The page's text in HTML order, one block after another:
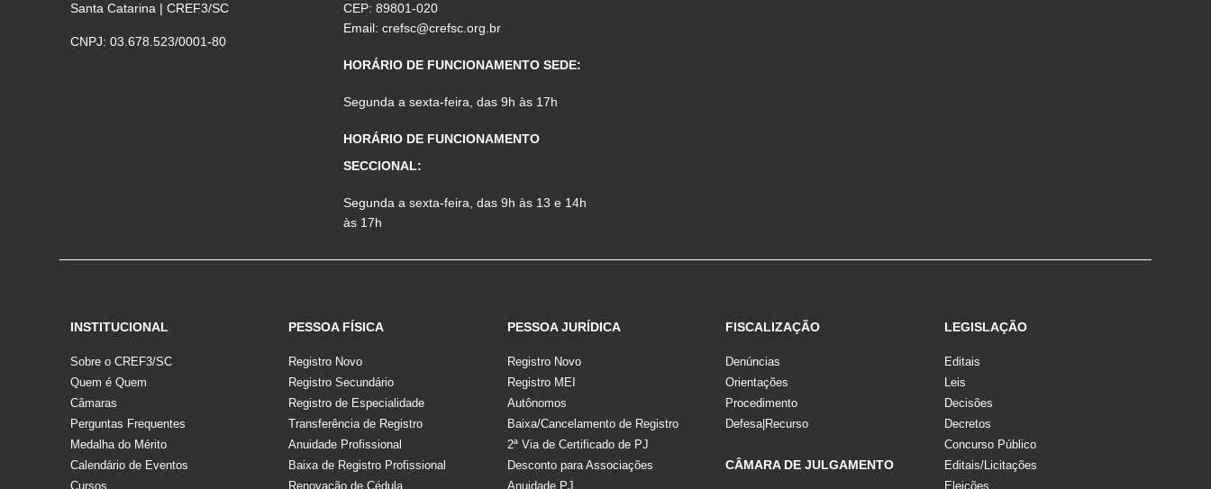
Santa Catarina | CREF3/SC
CNPJ: 03.678.523/0001-80
CEP: 89801-020
Email:crefsc@crefsc.org.br
HORÁRIO DE FUNCIONAMENTO SEDE:
Segunda a sexta-feira, das 9h às 17h
HORÁRIO DE FUNCIONAMENTO
SECCIONAL:
Segunda a sexta-feira, das 9h às 13 e 14h
às 17h
INSTITUCIONAL
Sobre o CREF3/SC
Quem é Quem
Câmaras
Perguntas Frequentes
Medalha do Mérito
Calendário de Eventos
Cursos
PESSOA FÍSICA
Registro Novo
Registro Secundário
Registro de Especialidade
Transferência de Registro
Anuidade Profissional
Baixa de Registro Profissional
Renovação de Cédula
PESSOA JURÍDICA
Registro Novo
Registro MEI
Autônomos
Baixa/Cancelamento de Registro
2ª Via de Certificado de PJ
Desconto para Associações
Anuidade PJ
FISCALIZAÇÃO
Denúncias
Orientações
Procedimento
Defesa|Recurso
CÂMARA DE JULGAMENTO
LEGISLAÇÃO
Editais
Leis
Decisões
Decretos
Concurso Público
Editais/Licitações
Eleições